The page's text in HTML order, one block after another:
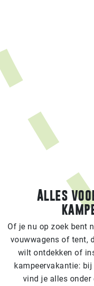
Kampeer &
Alles
Of je nu op zoek bent
vouwwagens of tent,
wilt ontdekken of
kampeervakantie: bij
vind je alles onder